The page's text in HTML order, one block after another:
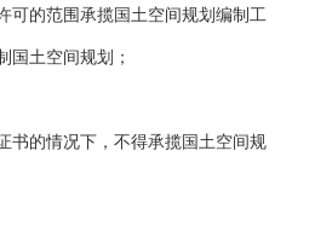
可的范围承揽国土空间规划编制工
国土空间规划；
书的情况下，不得承揽国土空间规